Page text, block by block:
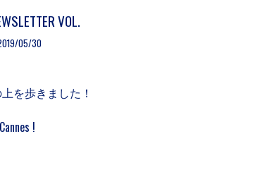
VOL.
05/30
を歩きました！
!